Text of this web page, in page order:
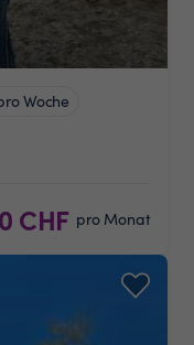
Woche
CHF pro Monat